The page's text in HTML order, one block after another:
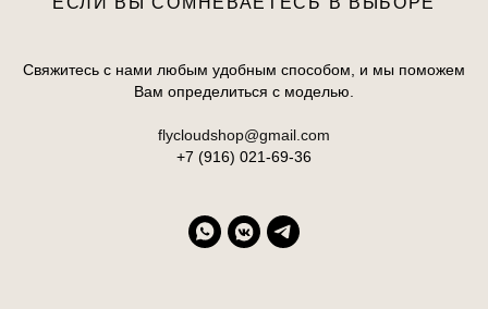
Свяжитесь с нами любым удобным способом, и мы поможем
Вам определиться с моделью.
flycloudshop@gmail.com
+7 (916) 021-69-36